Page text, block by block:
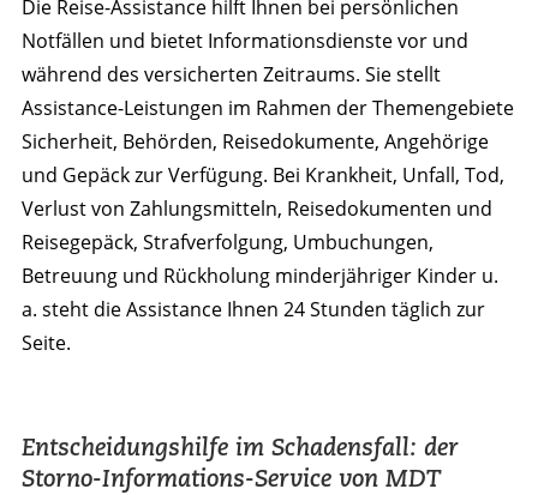
Die Reise-Assistance hilft Ihnen bei persönlichen
Notfällen und bietet Informationsdienste vor und
während des versicherten Zeitraums. Sie stellt
Assistance-Leistungen im Rahmen der Themengebiete
Sicherheit, Behörden, Reisedokumente, Angehörige
und Gepäck zur Verfügung. Bei Krankheit, Unfall, Tod,
Verlust von Zahlungsmitteln, Reisedokumenten und
Reisegepäck, Strafverfolgung, Umbuchungen,
Betreuung und Rückholung minderjähriger Kinder u.
a. steht die Assistance Ihnen 24 Stunden täglich zur
Seite.
Entscheidungshilfe im Schadensfall: der
Storno-Informations-Service von MDT